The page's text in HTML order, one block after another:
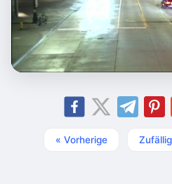
« Vorherige